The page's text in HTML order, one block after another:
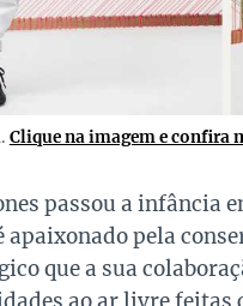
Clique na imagem e confira
passou a
pela
que a sua